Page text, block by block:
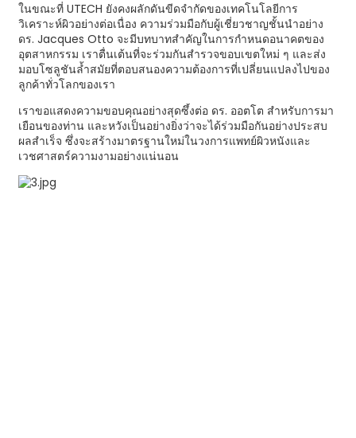
ในขณะที่ UTECH ยังคงผลักดันขีดจำกัดของเทคโนโลยีการ
วิเคราะห์ผิวอย่างต่อเนื่อง ความร่วมมือกับผู้เชี่ยวชาญชั้นนำอย่าง
ดร. Jacques Otto จะมีบทบาทสำคัญในการกำหนดอนาคตของ
อุตสาหกรรม เราตื่นเต้นที่จะร่วมกันสำรวจขอบเขตใหม่ ๆ และส่ง
มอบโซลูชันล้ำสมัยที่ตอบสนองความต้องการที่เปลี่ยนแปลงไปของ
ลูกค้าทั่วโลกของเรา
เราขอแสดงความขอบคุณอย่างสุดซึ้งต่อ ดร. ออตโต สำหรับการมา
เยือนของท่าน และหวังเป็นอย่างยิ่งว่าจะได้ร่วมมือกันอย่างประสบ
ผลสำเร็จ ซึ่งจะสร้างมาตรฐานใหม่ในวงการแพทย์ผิวหนังและ
เวชศาสตร์ความงามอย่างแน่นอน